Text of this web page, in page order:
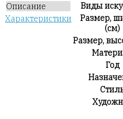
Описание
Характеристики
Виды
Размер,
(см)
Размер,
Год